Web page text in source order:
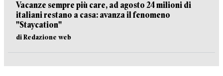
Vacanze sempre più care, ad agosto 24 milioni di
italiani restano a casa: avanza il fenomeno
"Staycation"
di Redazione web